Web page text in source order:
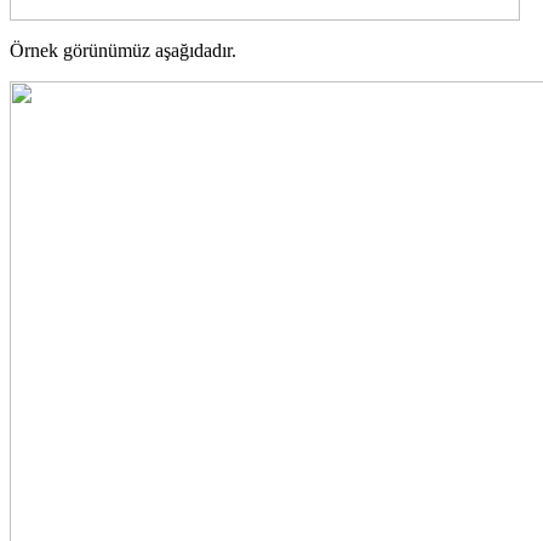
Örnek görünümüz aşağıdadır.